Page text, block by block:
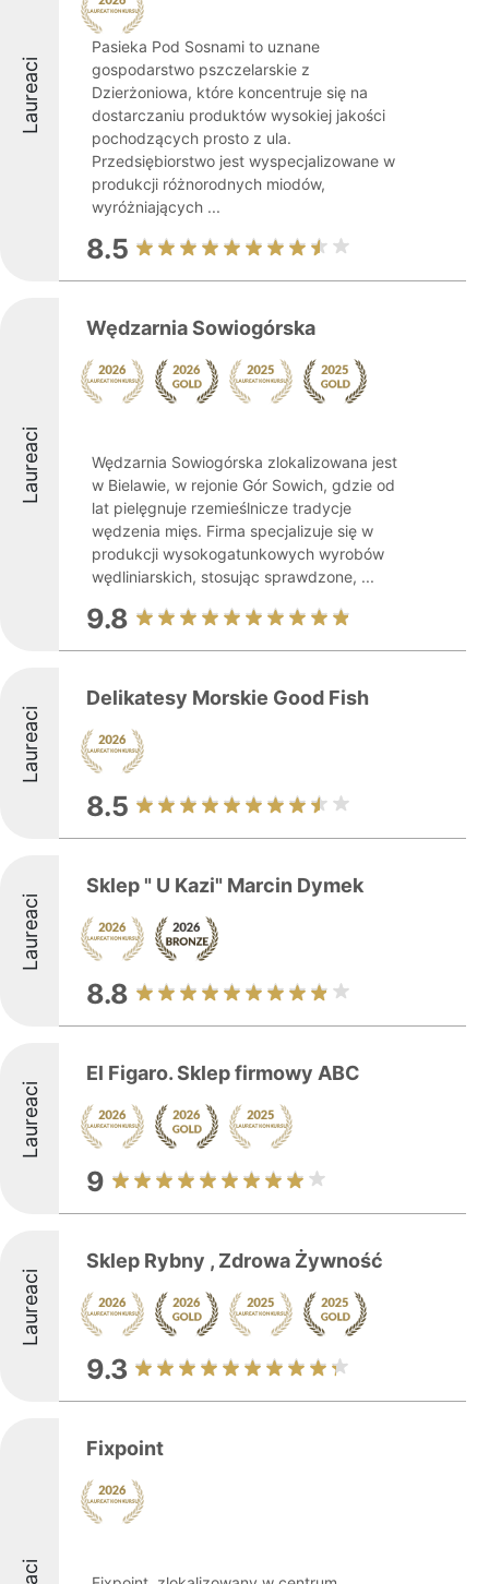
Laureaci
Pasieka Pod Sosnami to uznane
gospodarstwo pszczelarskie z
Dzierżoniowa, które koncentruje się na
dostarczaniu produktów wysokiej jakości
pochodzących prosto z ula.
Przedsiębiorstwo jest wyspecjalizowane w
produkcji różnorodnych miodów,
wyróżniających ...
8.5
Laureaci
Wędzarnia Sowiogórska
Wędzarnia Sowiogórska zlokalizowana jest
w Bielawie, w rejonie Gór Sowich, gdzie od
lat pielęgnuje rzemieślnicze tradycje
wędzenia mięs. Firma specjalizuje się w
produkcji wysokogatunkowych wyrobów
wędliniarskich, stosując sprawdzone, ...
9.8
Laureaci
Delikatesy Morskie Good Fish
8.5
Laureaci
Sklep " U Kazi" Marcin Dymek
8.8
Laureaci
El Figaro. Sklep firmowy ABC
9
Laureaci
Sklep Rybny , Zdrowa Żywność
9.3
Fixpoint